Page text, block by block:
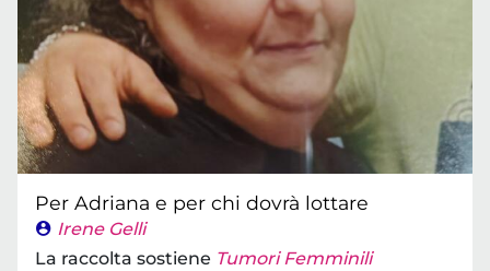
Per Adriana e per chi dovrà lottare
Irene Gelli
La raccolta sostiene Tumori Femminili